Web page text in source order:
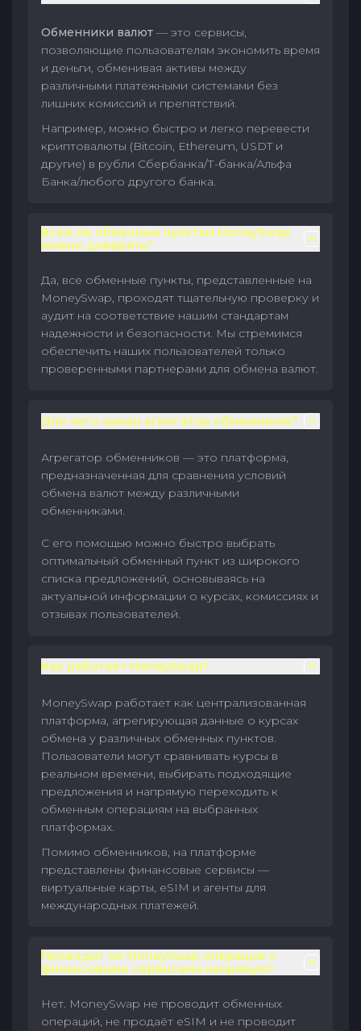
Обменники валют — это сервисы,
позволяющие пользователям экономить время
и деньги, обменивая активы между
различными платежными системами без
лишних комиссий и препятствий.
Например, можно быстро и легко перевести
криптовалюты (Bitcoin, Ethereum, USDT и
другие) в рубли Сбербанка/Т-банка/Альфа
Банка/любого другого банка.
Всем ли обменным пунктам MoneySwap
можно доверять?
Да, все обменные пункты, представленные на
MoneySwap, проходят тщательную проверку и
аудит на соответствие нашим стандартам
надежности и безопасности. Мы стремимся
обеспечить наших пользователей только
проверенными партнерами для обмена валют.
Для чего нужен агрегатор обменников?
Агрегатор обменников — это платформа,
предназначенная для сравнения условий
обмена валют между различными
обменниками.
С его помощью можно быстро выбрать
оптимальный обменный пункт из широкого
списка предложений, основываясь на
актуальной информации о курсах, комиссиях и
отзывах пользователей.
Как работает MoneySwap?
MoneySwap работает как централизованная
платформа, агрегирующая данные о курсах
обмена у различных обменных пунктов.
Пользователи могут сравнивать курсы в
реальном времени, выбирать подходящие
предложения и напрямую переходить к
обменным операциям на выбранных
платформах.
Помимо обменников, на платформе
представлены финансовые сервисы —
виртуальные карты, eSIM и агенты для
международных платежей.
Проводит ли MoneySwap операции с
финансовыми сервисами напрямую?
Нет. MoneySwap не проводит обменных
операций, не продаёт eSIM и не проводит